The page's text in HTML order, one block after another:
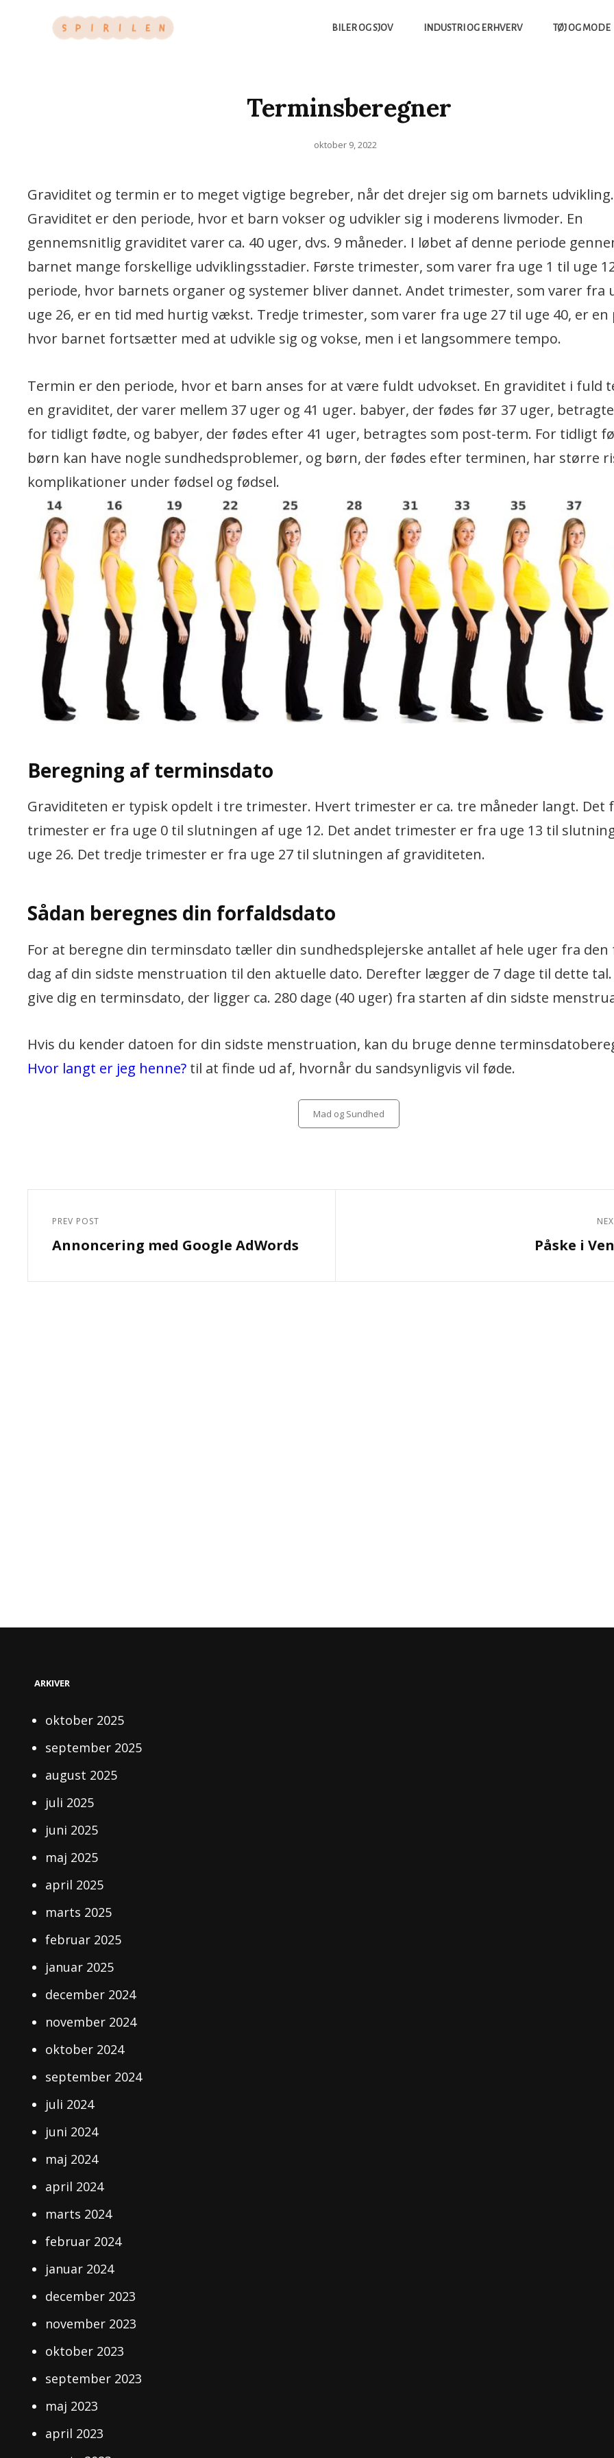
Vi Bruger De Bedste Nyheder Fra Tech Verdenen Og Meget Mere
BILER OG SJOV INDUSTRI OG ERHVERV TØJ OG MODE
Terminsberegner
Posted
oktober 9, 2022
Graviditet og termin er to meget vigtige begreber, når det drejer sig om barnets udvikling.
Graviditet er den periode, hvor et barn vokser og udvikler sig i moderens livmoder. En
gennemsnitlig graviditet varer ca. 40 uger, dvs. 9 måneder. I løbet af denne periode
barnet mange forskellige udviklingsstadier. Første trimester, som varer fra uge 1 til uge
periode, hvor barnets organer og systemer bliver dannet. Andet trimester, som varer fra
uge 26, er en tid med hurtig vækst. Tredje trimester, som varer fra uge 27 til uge 40, er en
hvor barnet fortsætter med at udvikle sig og vokse, men i et langsommere tempo.
Termin er den periode, hvor et barn anses for at være fuldt udvokset. En graviditet i fuld
en graviditet, der varer mellem 37 uger og 41 uger. babyer, der fødes før 37 uger,
for tidligt fødte, og babyer, der fødes efter 41 uger, betragtes som post-term. For tidligt
børn kan have nogle sundhedsproblemer, og børn, der fødes efter terminen, har større
komplikationer under fødsel og fødsel.
Beregning af terminsdato
Graviditeten er typisk opdelt i tre trimester. Hvert trimester er ca. tre måneder langt. Det
trimester er fra uge 0 til slutningen af uge 12. Det andet trimester er fra uge 13 til
uge 26. Det tredje trimester er fra uge 27 til slutningen af graviditeten.
Sådan beregnes din forfaldsdato
For at beregne din terminsdato tæller din sundhedsplejerske antallet af hele uger fra den
dag af din sidste menstruation til den aktuelle dato. Derefter lægger de 7 dage til dette
give dig en terminsdato, der ligger ca. 280 dage (40 uger) fra starten af din sidste
Hvis du kender datoen for din sidste menstruation, kan du bruge denne
Hvor langt er jeg henne? til at finde ud af, hvornår du sandsynligvis vil føde.
Categories
Mad og Sundhed
Previous
Post
PREV POST
Annoncering med Google AdWords Påske i
ARKIVER
oktober 2025
september 2025
august 2025
juli 2025
juni 2025
maj 2025
april 2025
marts 2025
februar 2025
januar 2025
december 2024
november 2024
oktober 2024
september 2024
juli 2024
juni 2024
maj 2024
april 2024
marts 2024
februar 2024
januar 2024
december 2023
november 2023
oktober 2023
september 2023
maj 2023
april 2023